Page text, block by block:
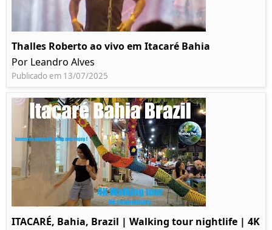
Thalles Roberto ao vivo em Itacaré Bahia
Por Leandro Alves
Publicado em 13/07/2025
ITACARÉ, Bahia, Brazil | Walking tour nightlife | 4K